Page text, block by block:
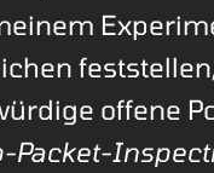
offene
Packet-